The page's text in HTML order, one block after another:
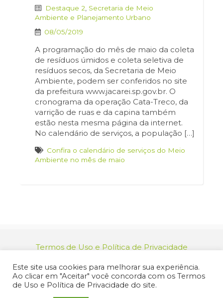
Destaque 2 Secretaria de Meio
Ambiente e Planejamento Urbano
08/05/2019
A programação do mês de maio da coleta
de resíduos úmidos e coleta seletiva de
resíduos secos, da Secretaria de Meio
Ambiente, podem ser conferidos no site
da prefeitura www.jacarei.sp.gov.br. O
cronograma da operação Cata-Treco, da
varrição de ruas e da capina também
estão nesta mesma página da internet.
No calendário de serviços, a população […]
Confira o calendário de serviços do Meio
Ambiente no mês de maio
Termos de Uso e Política de Privacidade
46.694.139/0001-83 | (12) 3955-9000
Endereço: Praça dos Três Poderes, 73 - Centro -
Jacareí/SP - CEP 12327-170
Este site usa cookies para melhorar sua experiência.
Ao clicar em "Aceitar" você concorda com os Termos
de Uso e Política de Privacidade do site.